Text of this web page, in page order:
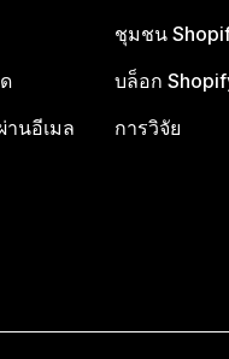
านอีเมล
ชุมชน
บล็อก
การวิจัย